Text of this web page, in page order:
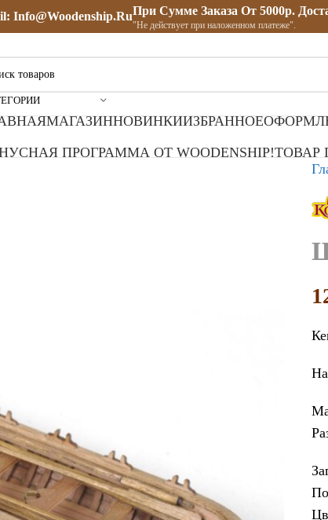
Info@woodenship.ruПри Сумме Заказа От 5000р.
"Не действует при наложенном платеже".
МАГАЗИННОВИНКИИЗБРАННОЕ
ПРОГРАММА ОТ WOODENSHIP!ТОВАР